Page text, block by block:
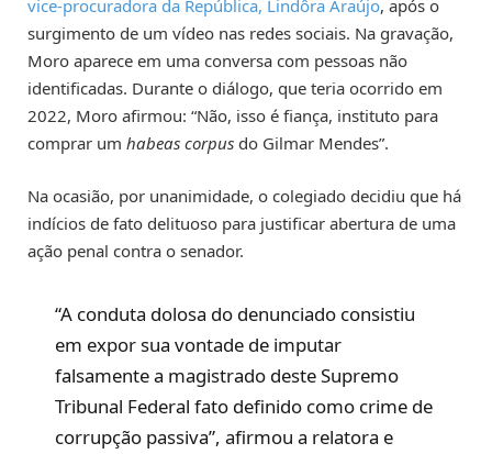
vice-procuradora da República, Lindôra Araújo, após o
surgimento de um vídeo nas redes sociais. Na gravação,
Moro aparece em uma conversa com pessoas não
identificadas. Durante o diálogo, que teria ocorrido em
2022, Moro afirmou: “Não, isso é fiança, instituto para
comprar um habeas corpus do Gilmar Mendes”.
Na ocasião, por unanimidade, o colegiado decidiu que há
indícios de fato delituoso para justificar abertura de uma
ação penal contra o senador.
“A conduta dolosa do denunciado consistiu
em expor sua vontade de imputar
falsamente a magistrado deste Supremo
Tribunal Federal fato definido como crime de
corrupção passiva”, afirmou a relatora e